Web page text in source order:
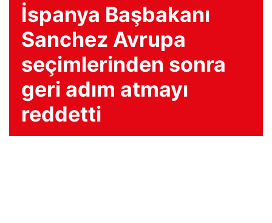
İspanya Başbakanı
Sanchez Avrupa
seçimlerinden sonra
geri adım atmayı
reddetti